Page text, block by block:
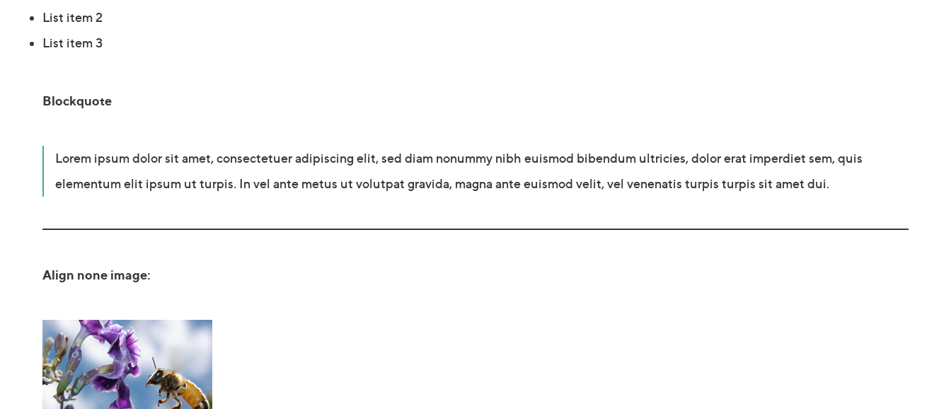
List item 2
List item 3
Blockquote
Lorem ipsum dolor sit amet, consectetuer adipiscing elit, sed diam nonummy nibh euismod bibendum ultricies, dolor erat imperdiet sem, quis
elementum elit ipsum ut turpis. In vel ante metus ut volutpat gravida, magna ante euismod velit, vel venenatis turpis turpis sit amet dui.
Align none image: